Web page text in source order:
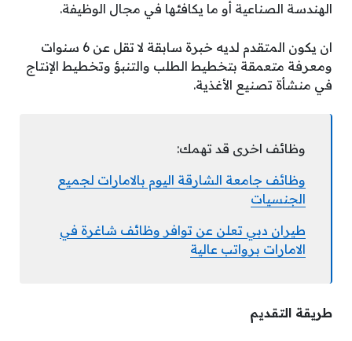
الهندسة الصناعية أو ما يكافئها في مجال الوظيفة.
ان يكون المتقدم لديه خبرة سابقة لا تقل عن 6 سنوات
ومعرفة متعمقة بتخطيط الطلب والتنبؤ وتخطيط الإنتاج
في منشأة تصنيع الأغذية.
وظائف اخرى قد تهمك:
وظائف جامعة الشارقة اليوم بالامارات لجميع
الجنسيات
طيران دبي تعلن عن توافر وظائف شاغرة في
الامارات برواتب عالية
طريقة التقديم